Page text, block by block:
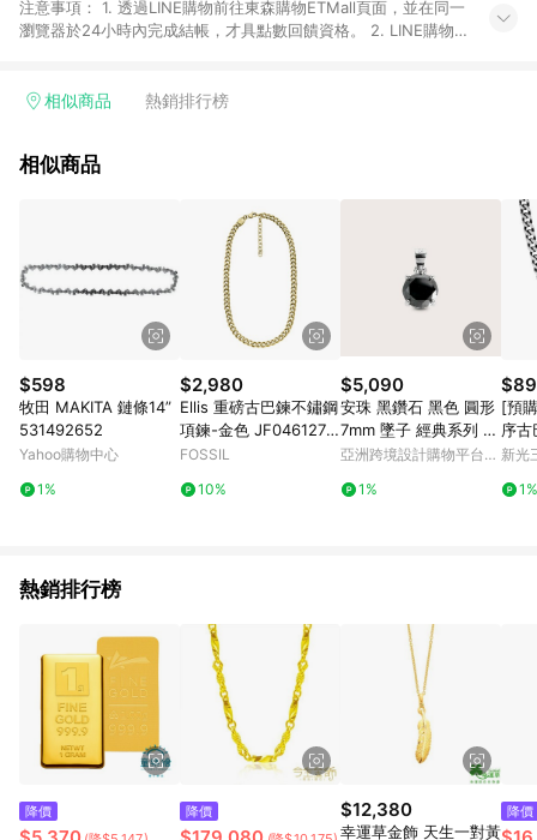
注意事項： 1. 透過LINE購物前往東森購物ETMall頁面，並在同一
瀏覽器於24小時內完成結帳，才具點數回饋資格。 2. LINE購物
單，皆不在點數回饋範圍內。 3. 如購買以下類別商品，將無法獲
球嚴選、商城、專案商品、「草莓網」全館商品。 4. 如取消訂
回饋。 5. 點數回饋會扣除所有折扣優惠後之最終發票金額計算，
實際回饋請依LINE購物通知為主。 6. 訂單如有使用東森購物
ETMall站內之折扣優惠(包含但不限於東森幣、樂透金、東森現金
券等)，不具點數回饋資格。詳細請依東森購物ETMall之結帳頁面
顯示為準。 7. LINE購物設有「單一商品最高回饋點數」機制(特
殊活動時開放「回饋無上限」)，以同一訂單中同一商品不論件數
計算，並依訂單成立時間當下LINE購物所設定的回饋機制為準。
8. LINE購物為購物資訊整合性平台，商品資料更新會有時間差，
如顯示之商品規格、顏色、價位、贈品與東森購物ETMall銷售網
頁不符，以銷售網頁標示為準。 9. 若有贈點爭議，請務必於訂單
日期+180天以內至LINE購物客服洽詢；若超過180天(含)以上進
行申訴，恕無法贈點回饋。 10. 部分點數紅包僅限指定商品使
用，或不適用於無回饋商品。各點數紅包之適用商品與使用條件
相似商品 熱銷排行榜
相似商品
$598
牧田 MAKITA 鏈條14”
531492652
Yahoo購物中心
1%
$2,980
Ellis 重磅古巴鍊不鏽鋼
項鍊-金色 JF0461271
0
FOSSIL
10%
$5,090
安珠 黑鑽石 黑色 圓形
7mm 墜子 經典系列 R
ound P 寶石銀飾 AN
亞洲跨境設計購物平台
1%
[預
序
新光
1%
熱銷排行榜
降價 降價 $12,380
幸運草金飾 天生一對黃
降價